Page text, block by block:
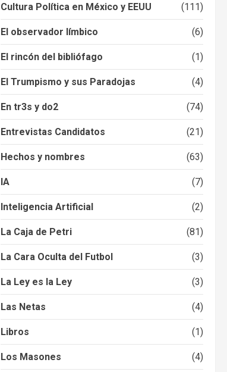
Cultura Política en México y EEUU (111)
El observador límbico (6)
El rincón del bibliófago (1)
El Trumpismo y sus Paradojas (4)
En tr3s y do2 (74)
Entrevistas Candidatos (21)
Hechos y nombres (63)
IA (7)
Inteligencia Artificial (2)
La Caja de Petri (81)
La Cara Oculta del Futbol (3)
La Ley es la Ley (3)
Las Netas (4)
Libros (1)
Los Masones (4)